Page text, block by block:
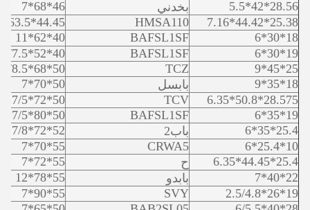
28.56*42*5.5
بخدني
46*68*7
25.38*44.42*7.16
HMSA110
44.45*63.5*12.7
18*30*6
BAFSL1SF
40*62*11
19*30*6
BAFSL1SF
40*52*7/7.5
25*45*9
TCZ
50*68*8/8.5
18*35*9
بابسل
50*70*7
28.575*50.8*6.35
TCV
50*72*7/5
19*35*6
BAFSL1SF
50*80*7/5
25.4*35*6
باب2
52*72*7/8
10*25.4*6
CRWA5
55*70*7
25.4*44.45*6.35
ح
55*72*7
22*40*7
بابدو
55*78*12
19*26*2.5/4.8
SVY
55*90*7